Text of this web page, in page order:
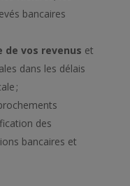
bancaires
de vos revenus et
dans les délais
;
des
bancaires et